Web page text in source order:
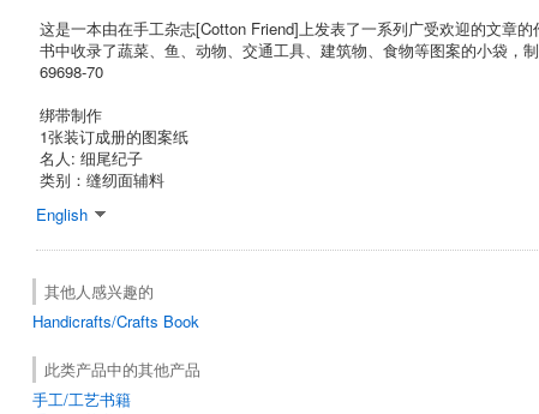
这是一本由在手工杂志[Cotton Friend]上发表了一系列广受欢迎的文章的
书中收录了蔬菜、鱼、动物、交通工具、建筑物、食物等图案的小袋，制
69698-70
绑带制作
1张装订成册的图案纸
名人: 细尾纪子
类别：缝纫面辅料
English
其他人感兴趣的
Handicrafts/Crafts Book
此类产品中的其他产品
手工/工艺书籍